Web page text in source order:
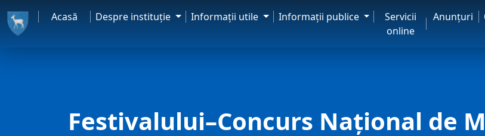
Acasă Despre instituţie Informaţii utile Informaţii publice
Servicii
online
Anunţuri
Festivalului–Concurs Național de